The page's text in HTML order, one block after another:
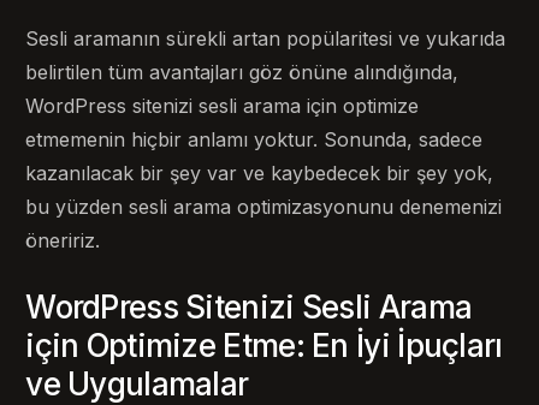
Sesli aramanın sürekli artan popülaritesi ve yukarıda
belirtilen tüm avantajları göz önüne alındığında,
WordPress sitenizi sesli arama için optimize
etmemenin hiçbir anlamı yoktur. Sonunda, sadece
kazanılacak bir şey var ve kaybedecek bir şey yok,
bu yüzden sesli arama optimizasyonunu denemenizi
öneririz.
WordPress Sitenizi Sesli Arama
için Optimize Etme: En İyi İpuçları
ve Uygulamalar